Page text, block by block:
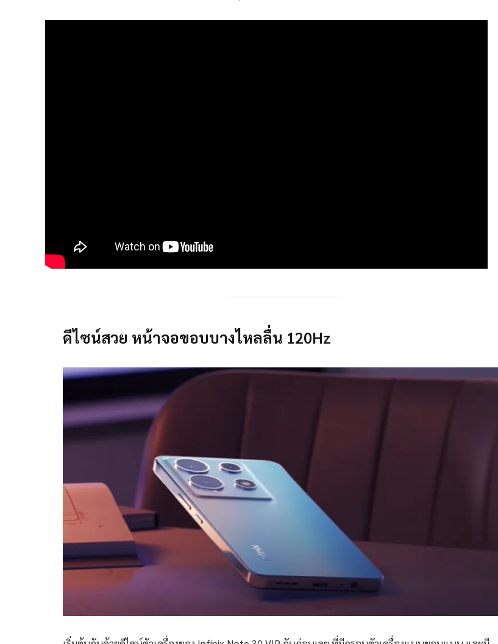
ดีไซน์สวย หน้าจอขอบบางไหลลื่น 120Hz